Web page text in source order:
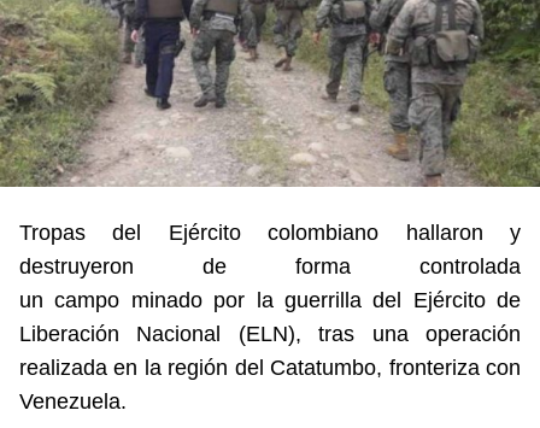
Tropas del Ejército colombiano hallaron y
destruyeron de forma controlada
un campo minado por la guerrilla del Ejército de
Liberación Nacional (ELN), tras una operación
realizada en la región del Catatumbo, fronteriza con
Venezuela.